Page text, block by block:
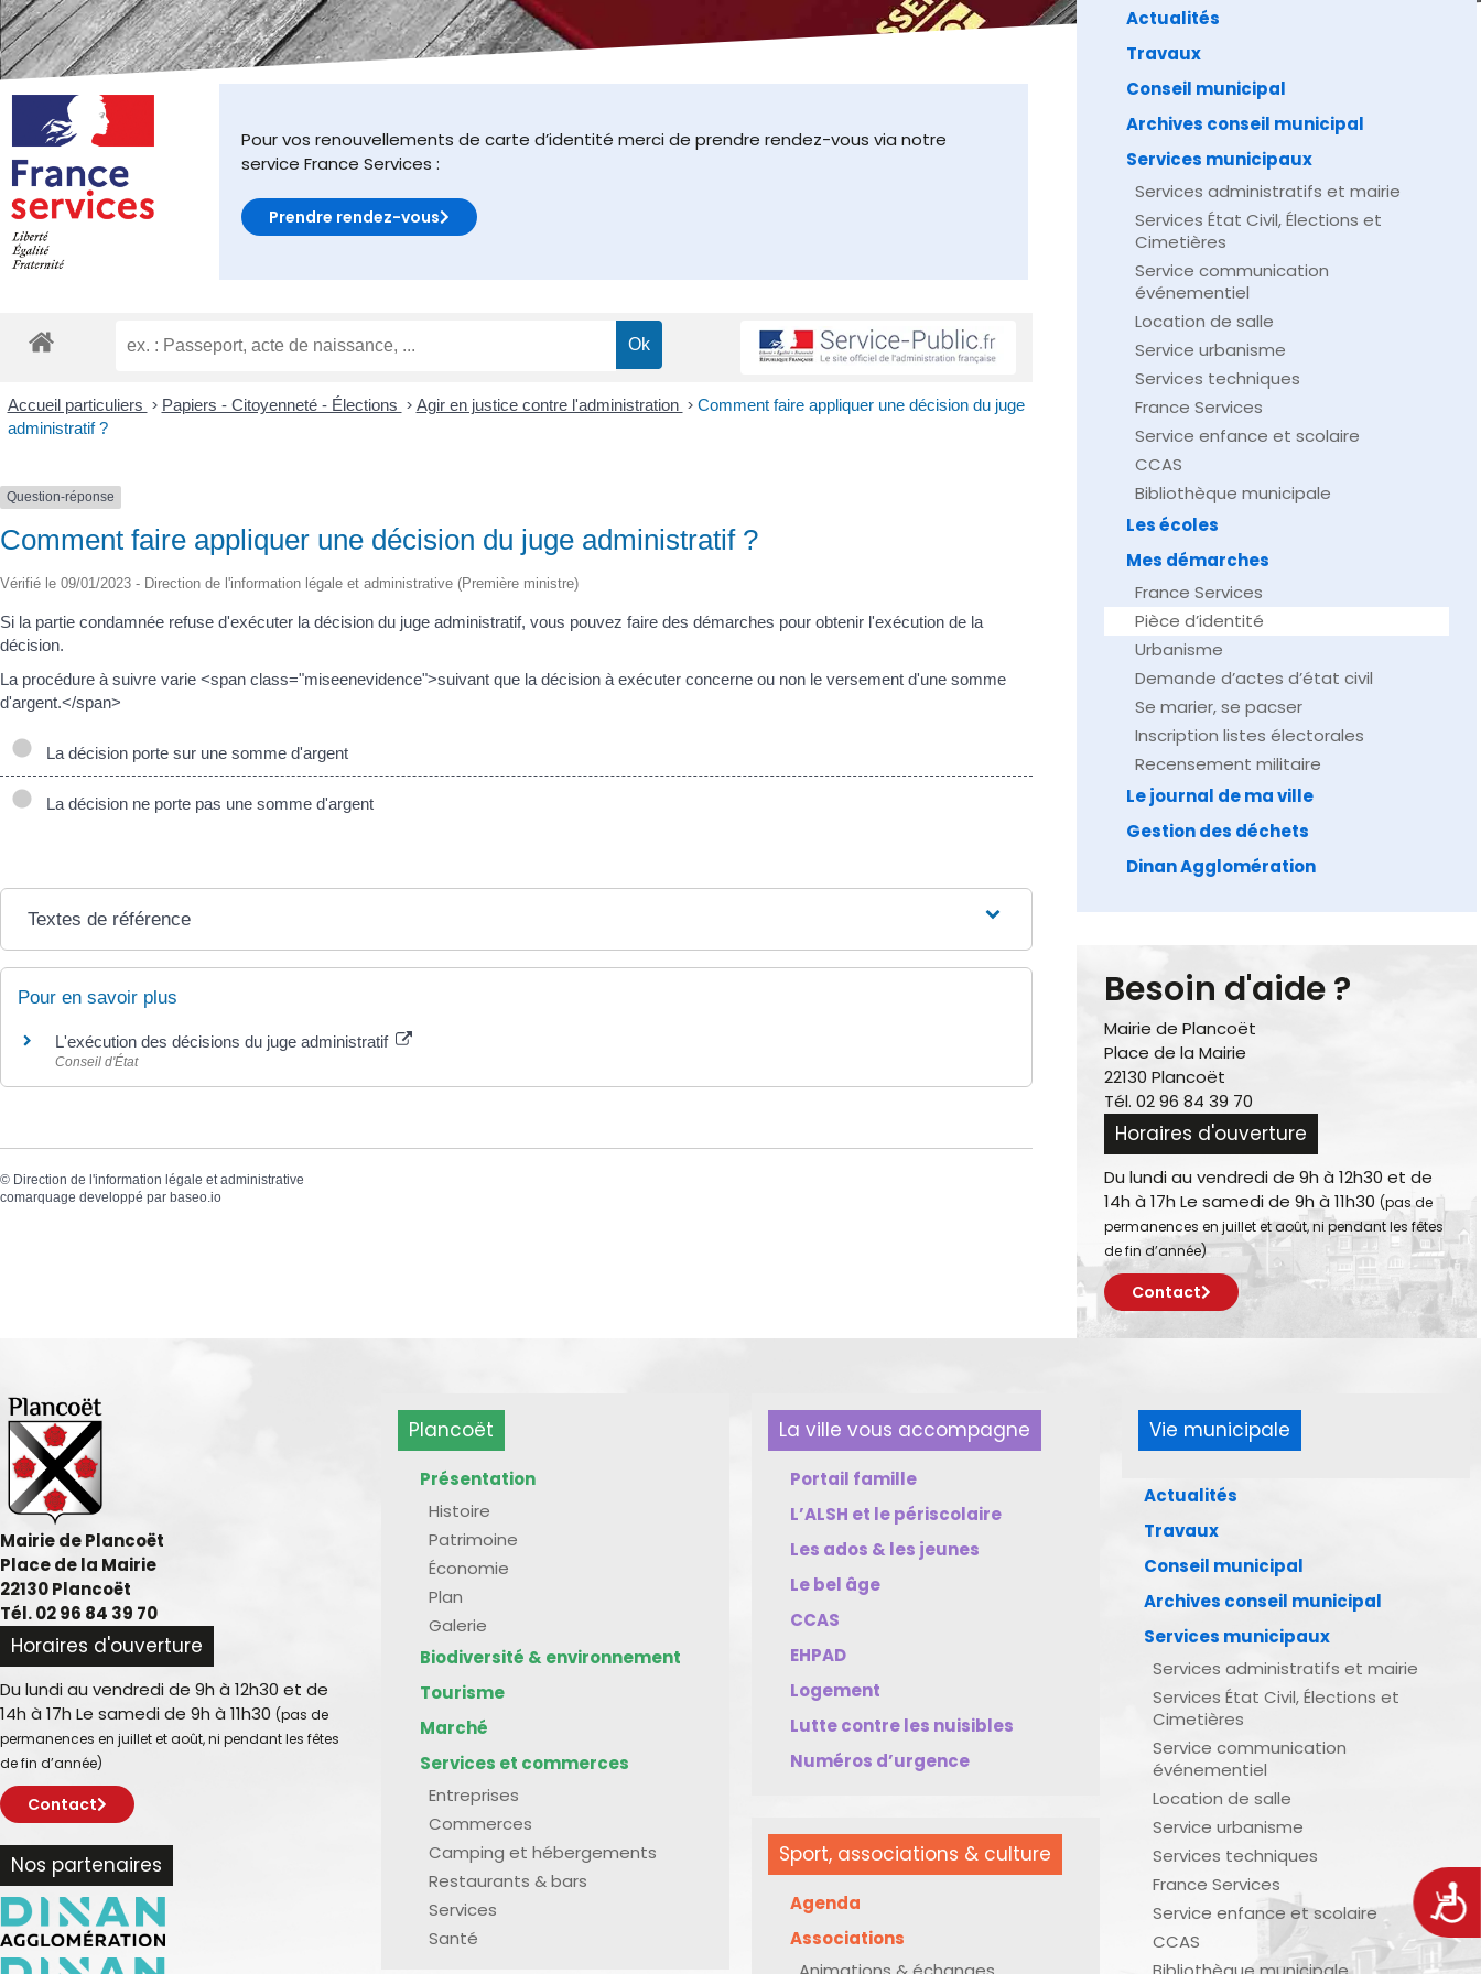
qui
utilisent
un
lecteur
d'écran ;
Appuyez
sur
Ctrl-
F10
pour
ouvrir
d'accessibilité.
Pour vos renouvellements de carte d’identité merci de prendre rendez-vous via notre
service France Services :
Prendre rendez-vous
Accueil particuliers > Papiers - Citoyenneté - Élections > Agir en justice contre l'administration > Comment faire appliquer une décision du juge
administratif ?
Question-réponse
Comment faire appliquer une décision du juge administratif ?
Vérifié le 09/01/2023 - Direction de l'information légale et administrative (Première ministre)
Si la partie condamnée refuse d'exécuter la décision du juge administratif, vous pouvez faire des démarches pour obtenir l'exécution de la
décision.
La procédure à suivre varie <span class="miseenevidence">suivant que la décision à exécuter concerne ou non le versement d'une somme
d'argent.</span>
La décision porte sur une somme d'argent
La décision ne porte pas une somme d'argent
Textes de référence
Pour en savoir plus
L'exécution des décisions du juge administratif
Conseil d'État
© Direction de l'information légale et administrative
comarquage developpé par baseo.io
Actualités
Travaux
Conseil municipal
Archives conseil municipal
Services municipaux
Services administratifs et mairie
Services État Civil, Élections et
Cimetières
Service communication
événementiel
Location de salle
Service urbanisme
Services techniques
France Services
Service enfance et scolaire
CCAS
Bibliothèque municipale
Les écoles
Mes démarches
France Services
Pièce d’identité
Urbanisme
Demande d’actes d’état civil
Se marier, se pacser
Inscription listes électorales
Recensement militaire
Le journal de ma ville
Gestion des déchets
Dinan Agglomération
Besoin d'aide ?
Mairie de Plancoët
Place de la Mairie
22130 Plancoët
Tél. 02 96 84 39 70
Horaires d'ouverture
Du lundi au vendredi de 9h à 12h30 et de
14h à 17h Le samedi de 9h à 11h30 (pas de
permanences en juillet et août, ni pendant les fêtes
de fin d’année)
Contact
Mairie de Plancoët
Place de la Mairie
22130 Plancoët
Tél. 02 96 84 39 70
Horaires d'ouverture
Du lundi au vendredi de 9h à 12h30 et de
14h à 17h Le samedi de 9h à 11h30 (pas de
permanences en juillet et août, ni pendant les fêtes
de fin d’année)
Contact
Nos partenaires
Plancoët
Présentation
Histoire
Patrimoine
Économie
Plan
Galerie
Biodiversité & environnement
Tourisme
Marché
Services et commerces
Entreprises
Commerces
Camping et hébergements
Restaurants & bars
Services
Santé
La ville vous accompagne
Portail famille
L’ALSH et le périscolaire
Les ados & les jeunes
Le bel âge
CCAS
EHPAD
Logement
Lutte contre les nuisibles
Numéros d’urgence
Sport, associations & culture
Agenda
Associations
Vie municipale
Actualités
Travaux
Conseil municipal
Archives conseil municipal
Services municipaux
Services administratifs et mairie
Services État Civil, Élections et
Cimetières
Service communication
événementiel
Location de salle
Service urbanisme
Services techniques
France Services
Service enfance et scolaire
CCAS